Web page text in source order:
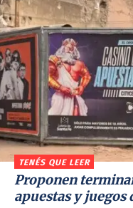
TENÉS QUE LEER
Proponen
apuestas y juegos